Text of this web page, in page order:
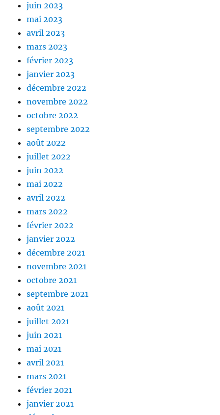
juin 2023
mai 2023
avril 2023
mars 2023
février 2023
janvier 2023
décembre 2022
novembre 2022
octobre 2022
septembre 2022
août 2022
juillet 2022
juin 2022
mai 2022
avril 2022
mars 2022
février 2022
janvier 2022
décembre 2021
novembre 2021
octobre 2021
septembre 2021
août 2021
juillet 2021
juin 2021
mai 2021
avril 2021
mars 2021
février 2021
janvier 2021